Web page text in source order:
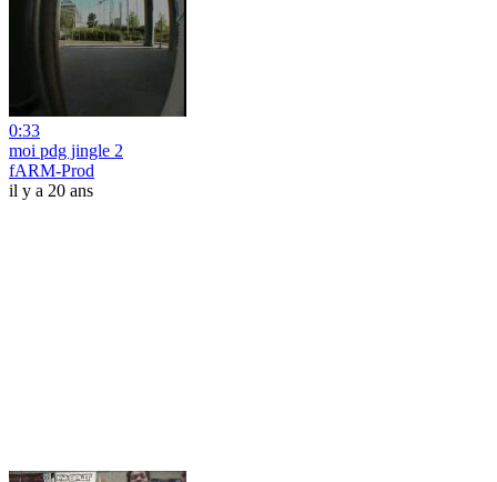
0:33
moi pdg jingle 2
fARM-Prod
il y a 20 ans